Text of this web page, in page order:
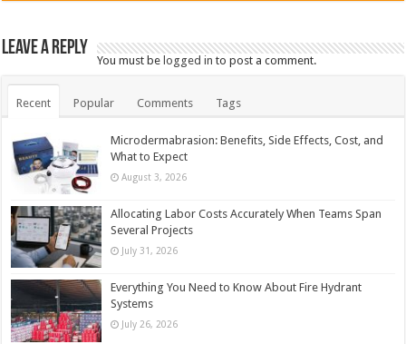
Leave a Reply
You must be logged in to post a comment.
Recent Popular Comments Tags
Microdermabrasion: Benefits, Side Effects, Cost, and
What to Expect
August 3, 2026
Allocating Labor Costs Accurately When Teams Span
Several Projects
July 31, 2026
Everything You Need to Know About Fire Hydrant
Systems
July 26, 2026